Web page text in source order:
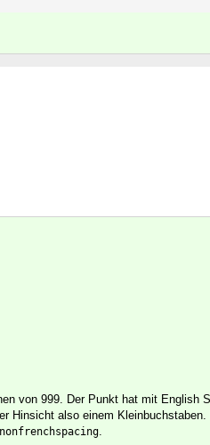
von 999. Der Punkt hat mit English
Hinsicht also einem
.